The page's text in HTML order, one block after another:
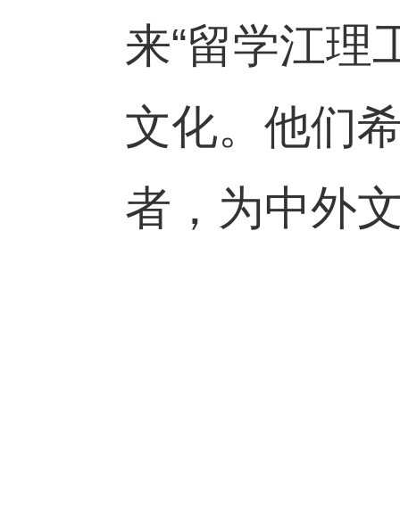
来“留学江理
文化。他们
者，为中外